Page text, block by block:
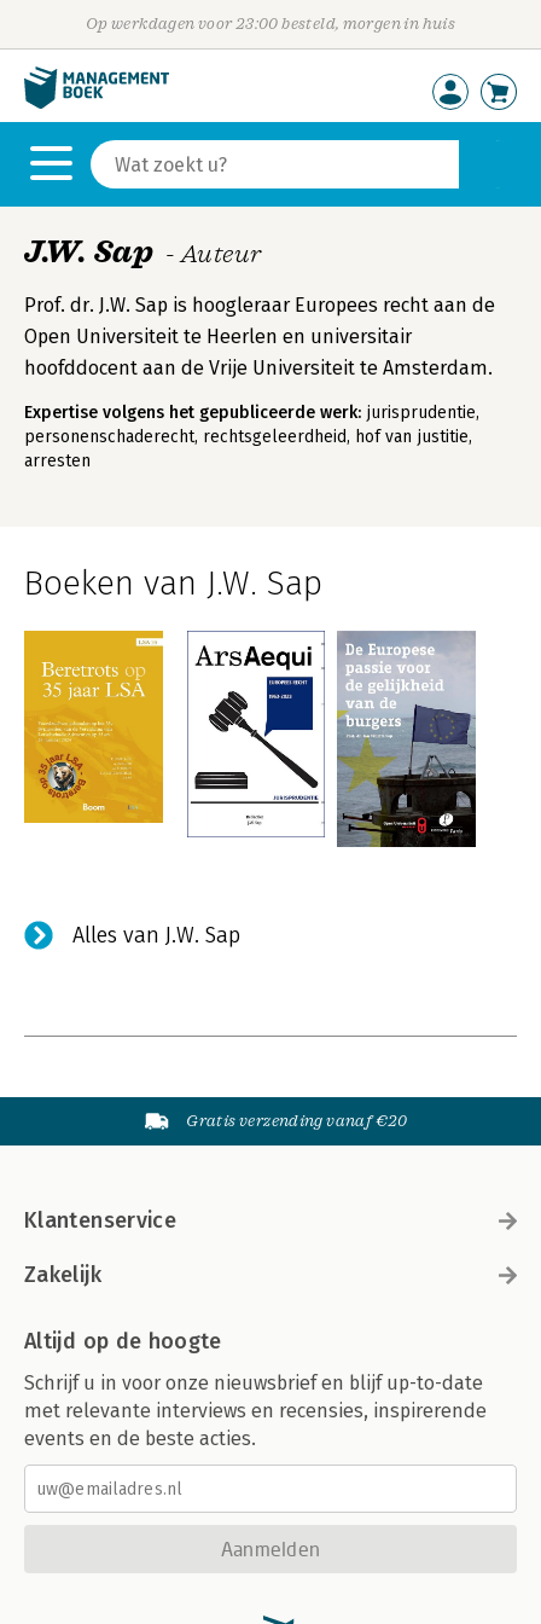
Op werkdagen voor 23:00 besteld, morgen in huis
J.W. Sap - Auteur
Prof. dr. J.W. Sap is hoogleraar Europees recht aan de
Open Universiteit te Heerlen en universitair
hoofddocent aan de Vrije Universiteit te Amsterdam.
Expertise volgens het gepubliceerde werk: jurisprudentie,
personenschaderecht, rechtsgeleerdheid, hof van justitie,
arresten
Boeken van J.W. Sap
Alles van J.W. Sap
Gratis verzending vanaf €20
Klantenservice
Zakelijk
Altijd op de hoogte
Schrijf u in voor onze nieuwsbrief en blijf up-to-date
met relevante interviews en recensies, inspirerende
events en de beste acties.
Aanmelden